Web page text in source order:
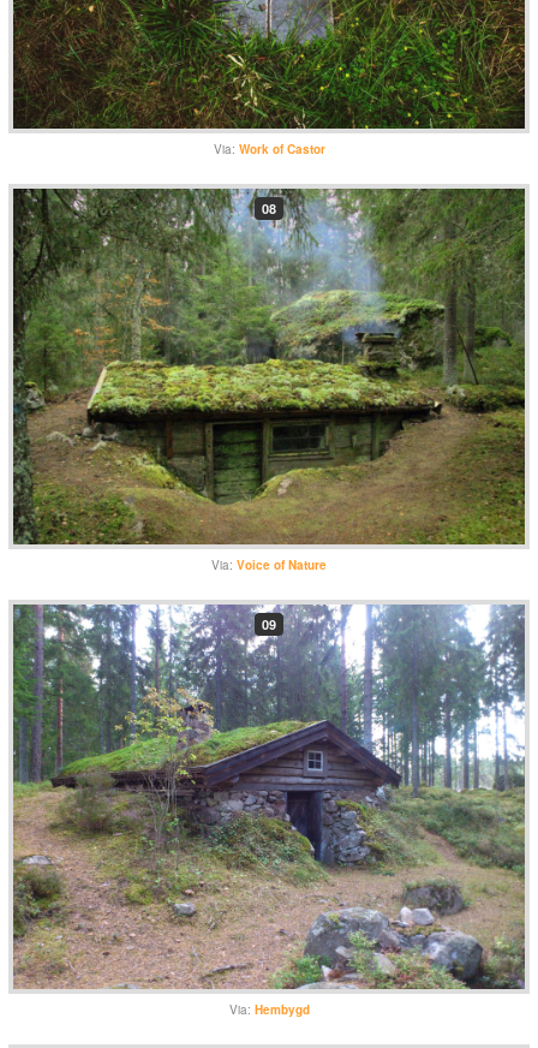
Via: Work of Castor
08
Via: Voice of Nature
09
Via: Hembygd